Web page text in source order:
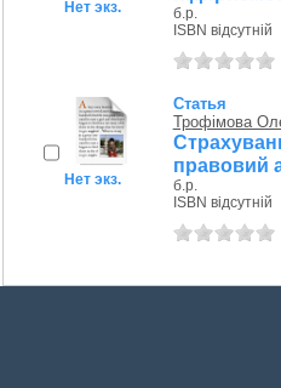
Нет экз.
б.р.
ISBN відсутній
Нет экз.
Статья
Трофімова
правовий
б.р.
ISBN відсутній